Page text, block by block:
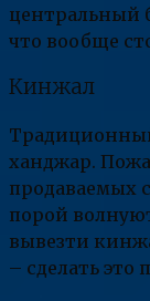
центральный
что вообще
Кинжал
ханджар.
продаваемых
порой
вывезти
– сделать это